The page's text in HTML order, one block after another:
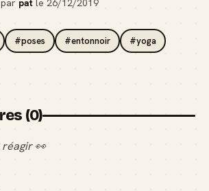
patle 26/12/2019
#poses #entonnoir #yoga
(0)
👀